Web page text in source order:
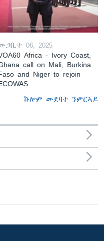
06, 2025
Africa - Ivory Coast,
call on Mali, Burkina
and Niger to rejoin
ኩሎም መደባት ንምርኣይ